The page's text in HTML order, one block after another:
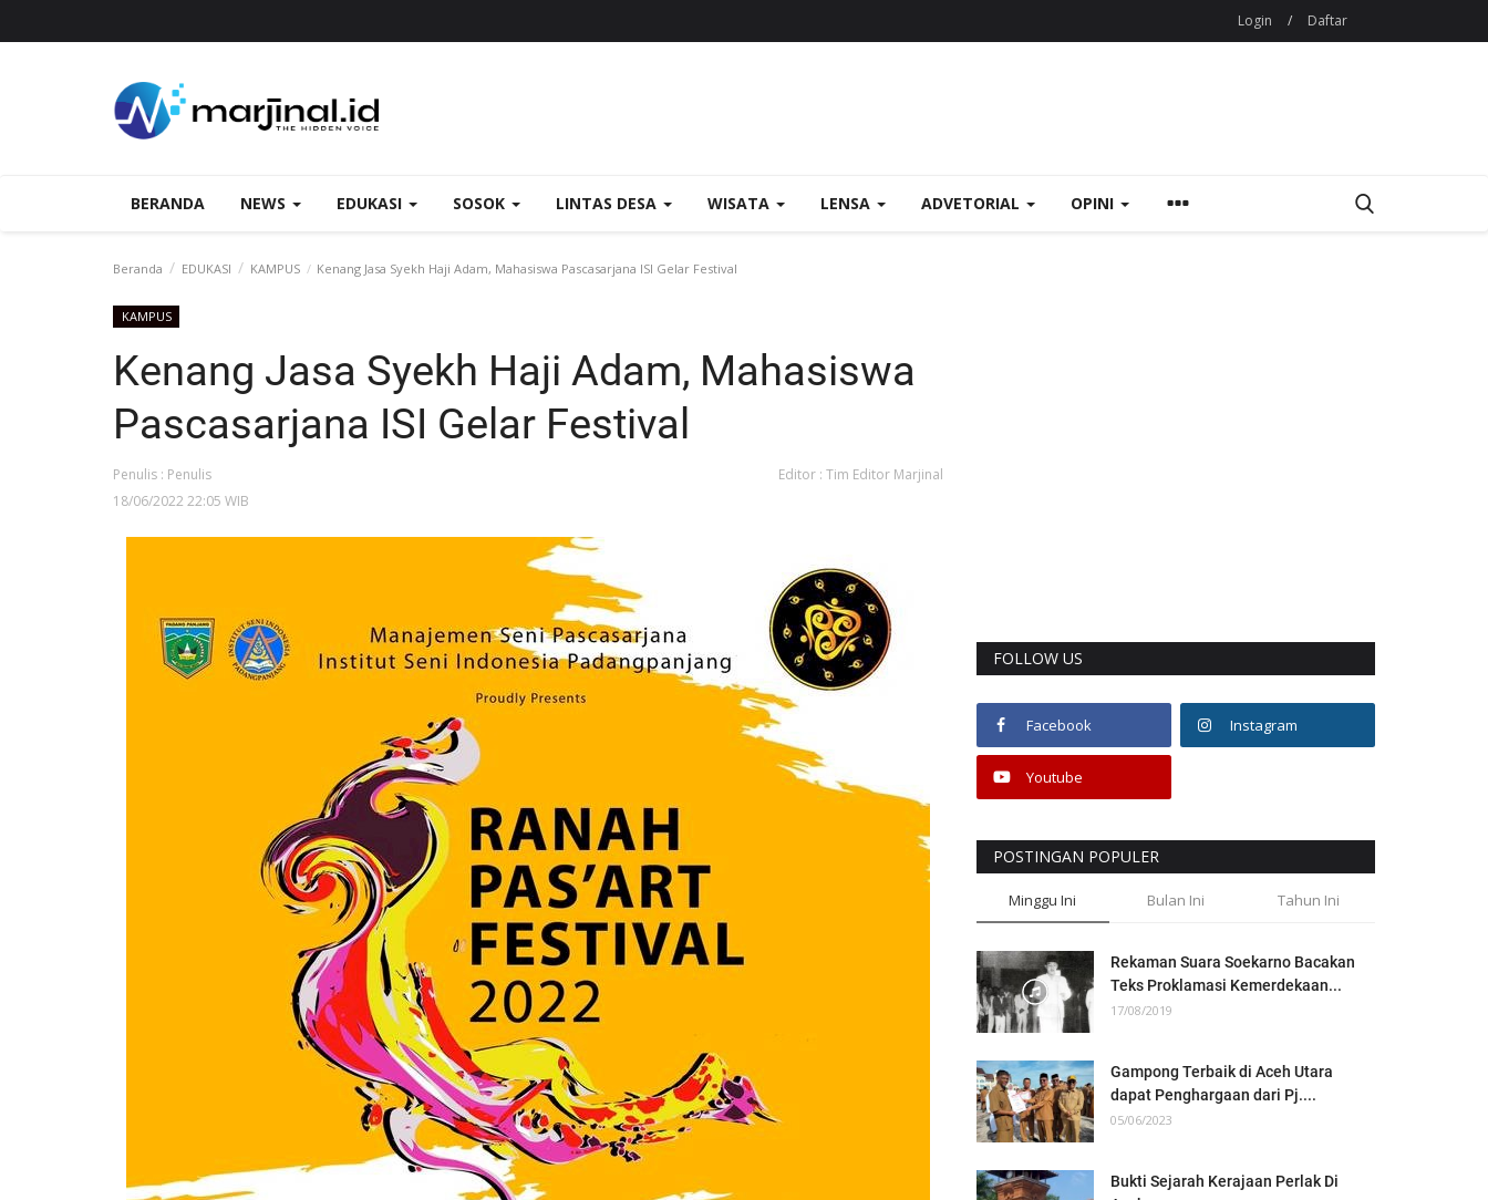
Login / Daftar
BERANDA NEWS EDUKASI SOSOK LINTAS DESA WISATA LENSA ADVETORIAL OPINI
Beranda EDUKASI KAMPUS Kenang Jasa Syekh Haji Adam, Mahasiswa Pascasarjana ISI Gelar Festival
KAMPUS
Kenang Jasa Syekh Haji Adam, Mahasiswa
Pascasarjana ISI Gelar Festival
Penulis : Penulis
Editor : Tim Editor Marjinal
18/06/2022 22:05 WIB
FOLLOW US
Facebook Instagram
Youtube
POSTINGAN POPULER
Minggu Ini Bulan Ini Tahun Ini
Rekaman Suara Soekarno Bacakan
Teks Proklamasi Kemerdekaan...
17/08/2019
Gampong Terbaik di Aceh Utara
dapat Penghargaan dari Pj....
05/06/2023
Bukti Sejarah Kerajaan Perlak Di